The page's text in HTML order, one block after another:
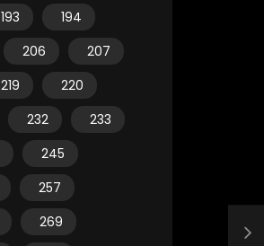
193
194
206
207
219
220
232
233
245
257
269